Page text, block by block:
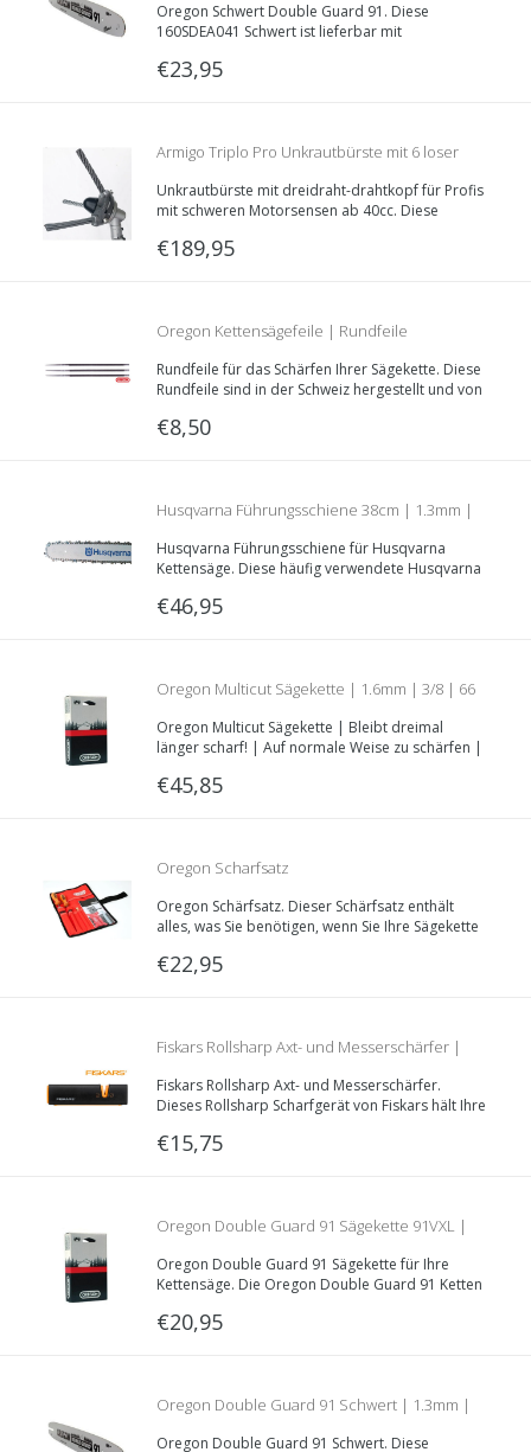
160SDEA041 | 40cm | 1.3mm | 3/8LP
Oregon Schwert Double Guard 91. Diese
160SDEA041 Schwert ist lieferbar mit
Zentimeter lang und hat eine 1.3mm 3/8“LP
€23,95
Armigo Triplo Pro Unkrautbürste mit 6 loser
Bürste
Unkrautbürste mit dreidraht-drahtkopf für Profis
mit schweren Motorsensen ab 40cc. Diese
womit Sie einzelne Unkrautbürste verwenden.
€189,95
Oregon Kettensägefeile | Rundfeile
Rundfeile für das Schärfen Ihrer Sägekette. Diese
Rundfeile sind in der Schweiz hergestellt und von
verschiedenen Durchmessern.
€8,50
Husqvarna Führungsschiene 38cm | 1.3mm |
.325 | 64 Treibglieder | Teilnummer 508 92 61
64
Husqvarna Führungsschiene für Husqvarna
Kettensäge. Diese häufig verwendete Husqvarna
Eigenschaften: .325”; 1.3mm; 38 Zentimeter.
€46,95
Oregon Multicut Sägekette | 1.6mm | 3/8 | 66
Treibglieder | M75LPX066E
Oregon Multicut Sägekette | Bleibt dreimal
länger scharf! | Auf normale Weise zu schärfen |
€45,85
Oregon Scharfsatz
Oregon Schärfsatz. Dieser Schärfsatz enthält
alles, was Sie benötigen, wenn Sie Ihre Sägekette
€22,95
Fiskars Rollsharp Axt- und Messerschärfer |
hält Ihre Axt scharf!
Fiskars Rollsharp Axt- und Messerschärfer.
Dieses Rollsharp Scharfgerät von Fiskars hält Ihre
€15,75
Oregon Double Guard 91 Sägekette 91VXL |
1.3mm | 3/8LP | 91VXL052E | 52 Treibglieder
Oregon Double Guard 91 Sägekette für Ihre
Kettensäge. Die Oregon Double Guard 91 Ketten
Sägekette ist 52 Treibglieder lang.
€20,95
Oregon Double Guard 91 Schwert | 1.3mm |
Oregon Double Guard 91 Schwert. Diese